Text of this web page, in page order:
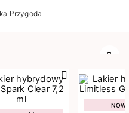
Przygoda